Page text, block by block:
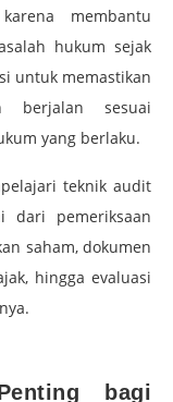
membantu
hukum sejak
untuk memastikan
berjalan sesuai
yang berlaku.
teknik audit
dari pemeriksaan
saham, dokumen
hingga evaluasi
bagi